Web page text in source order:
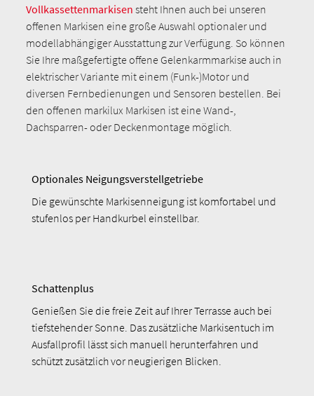
Vollkassettenmarkisen steht Ihnen auch bei unseren
offenen Markisen eine große Auswahl optionaler und
modellabhängiger Ausstattung zur Verfügung. So können
Sie Ihre maßgefertigte offene Gelenkarmmarkise auch in
elektrischer Variante mit einem (Funk-)Motor und
diversen Fernbedienungen und Sensoren bestellen. Bei
den offenen markilux Markisen ist eine Wand-,
Dachsparren- oder Deckenmontage möglich.
Optionales Neigungsverstellgetriebe
Die gewünschte Markisenneigung ist komfortabel und
stufenlos per Handkurbel einstellbar.
Schattenplus
Genießen Sie die freie Zeit auf Ihrer Terrasse auch bei
tiefstehender Sonne. Das zusätzliche Markisentuch im
Ausfallprofil lässt sich manuell herunterfahren und
schützt zusätzlich vor neugierigen Blicken.